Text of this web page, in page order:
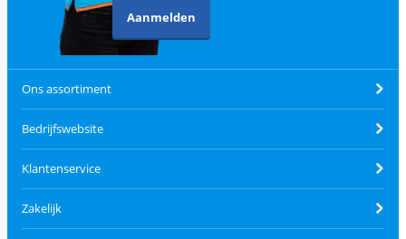
Aanmelden
Ons assortiment
Bedrijfswebsite
Klantenservice
Zakelijk